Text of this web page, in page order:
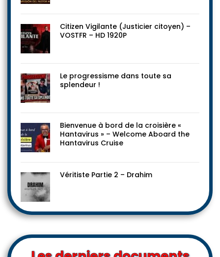
Citizen Vigilante (Justicier citoyen) –
VOSTFR – HD 1920P
Le progressisme dans toute sa
splendeur !
Bienvenue à bord de la croisière «
Hantavirus » – Welcome Aboard the
Hantavirus Cruise
Véritiste Partie 2 – Drahim